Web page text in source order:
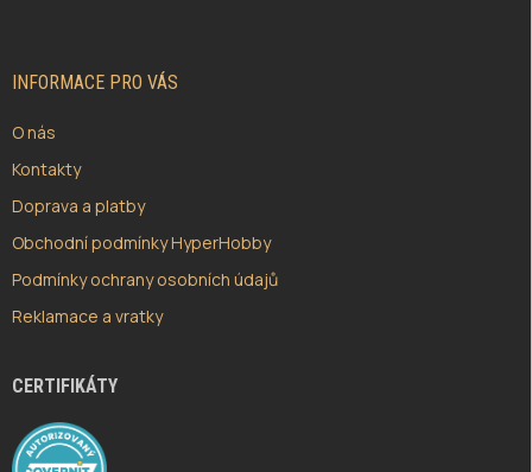
INFORMACE PRO VÁS
O nás
Kontakty
Doprava a platby
Obchodní podmínky HyperHobby
Podmínky ochrany osobních údajů
Reklamace a vratky
CERTIFIKÁTY